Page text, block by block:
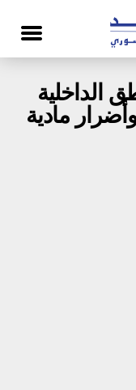
الداخلية
مادية